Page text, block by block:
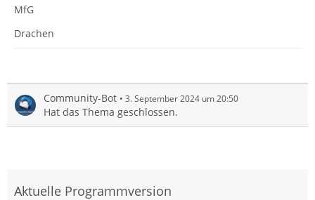
MfG
Drachen
Community-Bot 3. September 2024 um 20:50
Hat das Thema geschlossen.
Aktuelle Programmversion